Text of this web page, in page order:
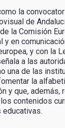
la
de
la Comisión
y en
y con la
a las
una de las
la
y que, además,
contenidos